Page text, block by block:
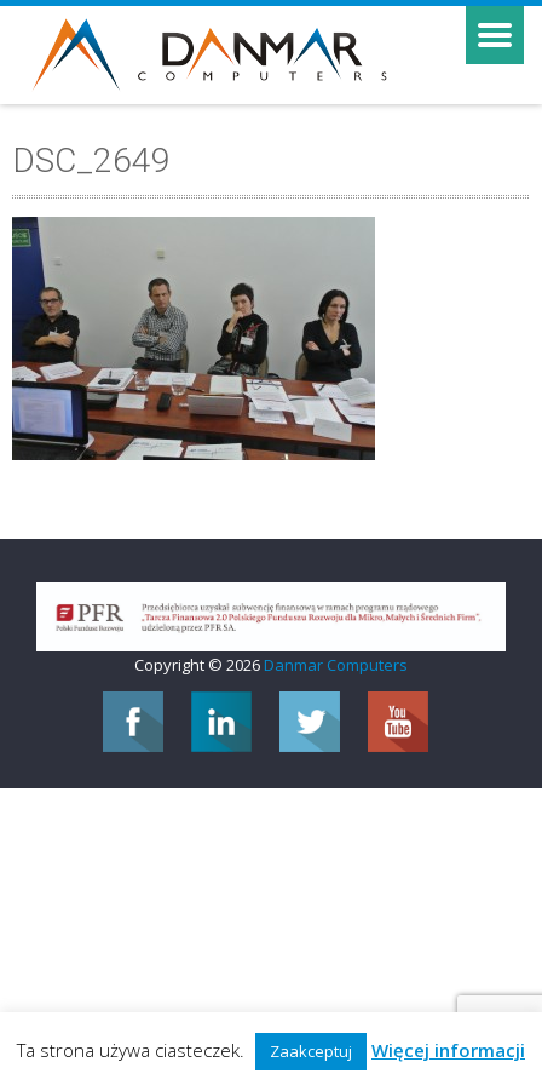
DSC_2649
Copyright © 2026 Danmar Computers
Ta strona używa ciasteczek. Zaakceptuj Więcej informacji